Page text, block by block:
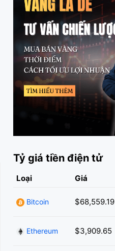
Tỷ giá tiền điện tử
Loại Giá
Bitcoin $68,559.19
Ethereum $3,909.65